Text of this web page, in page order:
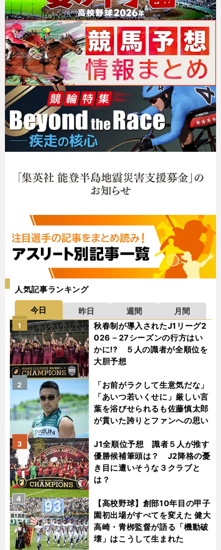
人気記事ランキング
今日 昨日 週間
月間
秋春制が導入されたJ1リーグ2
026－27シーズンの行方はい
かに!? ５人の識者が全順位を
大胆予想
1
「お前がラクして生意気だな」
「あいつ若いくせに」厳しい言
葉を浴びせられるも佐藤慎太郎
が貫いた誇りとファンへの思い
2
J1全順位予想 識者５人が推す
優勝候補筆頭は？ J2降格の憂
き目に遭いそうな３クラブと
は？
3
【高校野球】創部10年目の甲子
園初出場がすべてを変えた 健大
高崎・青栁監督が語る「機動破
壊」はこうして生まれた
4